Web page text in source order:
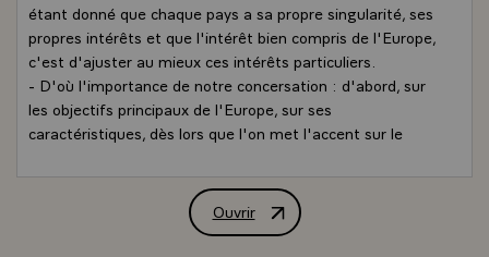
étant donné que chaque pays a sa propre singularité, ses
propres intérêts et que l'intérêt bien compris de l'Europe,
c'est d'ajuster au mieux ces intérêts particuliers.
- D'où l'importance de notre concersation : d'abord, sur
les objectifs principaux de l'Europe, sur ses
caractéristiques, dès lors que l'on met l'accent sur le
nos positions communes £ mais aussi, par -rapport à la
Grèce, connaître ses positions dans les discussions qui
Ouvrir
Déclaration de M. François